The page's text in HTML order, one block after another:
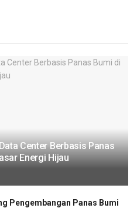
Center Berbasis Panas
Energi Hijau
Pengembangan Panas Bumi